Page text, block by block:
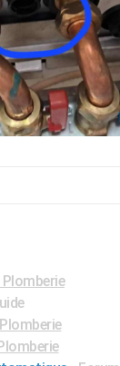
Plomberie